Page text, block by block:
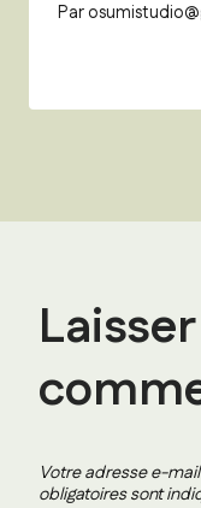
Par
Votre adresse e-
obligatoires sont